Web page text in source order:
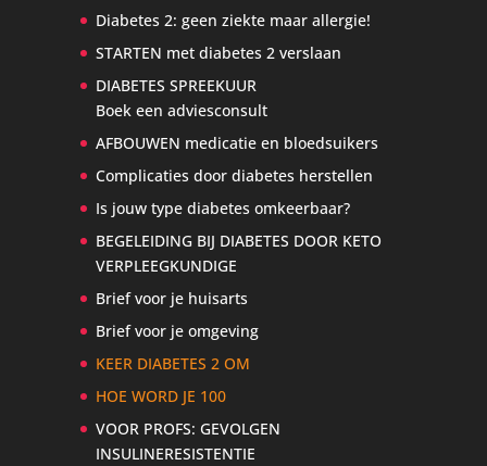
Diabetes 2: geen ziekte maar allergie!
STARTEN met diabetes 2 verslaan
DIABETES SPREEKUUR
Boek een adviesconsult
AFBOUWEN medicatie en bloedsuikers
Complicaties door diabetes herstellen
Is jouw type diabetes omkeerbaar?
BEGELEIDING BIJ DIABETES DOOR KETO
VERPLEEGKUNDIGE
Brief voor je huisarts
Brief voor je omgeving
KEER DIABETES 2 OM
HOE WORD JE 100
VOOR PROFS: GEVOLGEN
INSULINERESISTENTIE